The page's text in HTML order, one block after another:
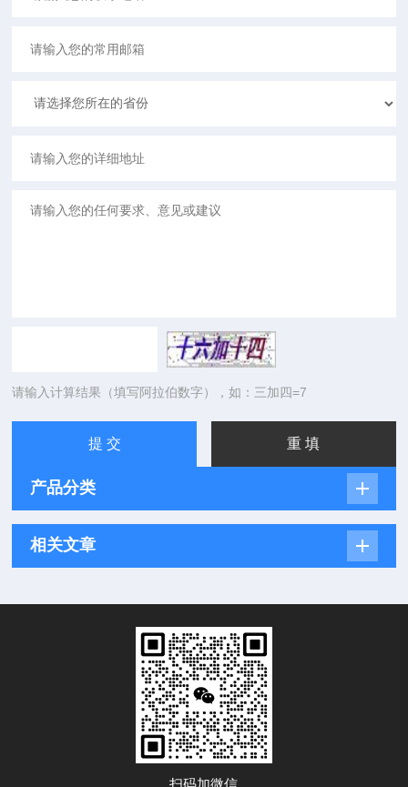
请输入计算结果（填写阿拉伯数字），如：三加四=7
产品分类
相关文章
扫码加微信